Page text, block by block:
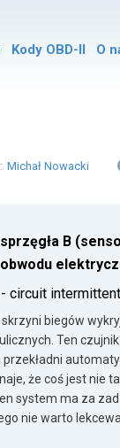
Kody OBD-II O
Michał Nowacki
B
circuit intermittent
biegów
Ten
że coś jest nie
system ma za
nie warto